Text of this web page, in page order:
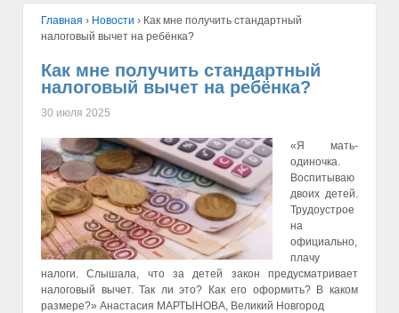
Главная › Hовости › Как мне получить стандартный
налоговый вычет на ребёнка?
Как мне получить стандартный
налоговый вычет на ребёнка?
30 июля 2025
«Я мать-
одиночка.
Воспитываю
двоих детей.
Трудоустрое
на
официально,
плачу
налоги. Слышала, что за детей закон предусматривает
налоговый вычет. Так ли это? Как его оформить? В каком
размере?» Анастасия МАРТЫНОВА, Великий Новгород